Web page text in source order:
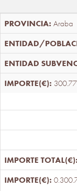
Araba